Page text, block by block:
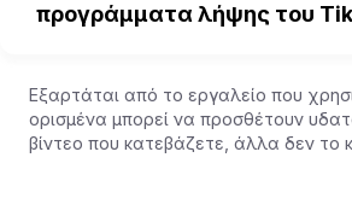
προγράμματα λήψης του
Εξαρτάται από το εργαλείο που
ορισμένα μπορεί να προσθέτουν
βίντεο που κατεβάζετε, άλλα δεν το